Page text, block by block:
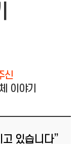
신
이야기
있습니다”